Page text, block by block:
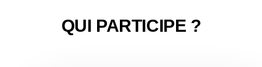
QUI PARTICIPE ?